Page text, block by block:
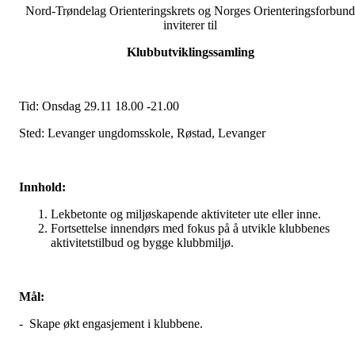
Nord-Trøndelag Orienteringskrets og Norges Orienteringsforbund
inviterer til
Klubbutviklingssamling
Tid: Onsdag 29.11 18.00 -21.00
Sted: Levanger ungdomsskole, Røstad, Levanger
Innhold:
Lekbetonte og miljøskapende aktiviteter ute eller inne.
Fortsettelse innendørs med fokus på å utvikle klubbenes
aktivitetstilbud og bygge klubbmiljø.
Mål:
- Skape økt engasjement i klubbene.